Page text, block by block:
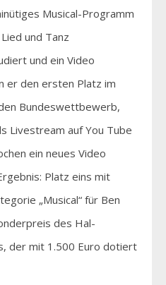
Musical-Programm
und Tanz
und ein Video
er den ersten Platz im
Bundeswettbewerb,
Livestream auf You Tube
ein neues Video
Platz eins mit
„Musical“ für Ben
des Hal-
der mit 1.500 Euro dotiert